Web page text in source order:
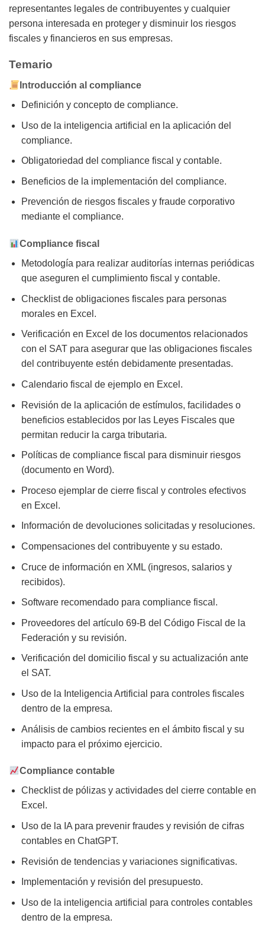
representantes legales de contribuyentes y cualquier
persona interesada en proteger y disminuir los riesgos
fiscales y financieros en sus empresas.
Temario
Introducción al compliance
Definición y concepto de compliance.
Uso de la inteligencia artificial en la aplicación del
compliance.
Obligatoriedad del compliance fiscal y contable.
Beneficios de la implementación del compliance.
Prevención de riesgos fiscales y fraude corporativo
mediante el compliance.
Compliance fiscal
Metodología para realizar auditorías internas periódicas
que aseguren el cumplimiento fiscal y contable.
Checklist de obligaciones fiscales para personas
morales en Excel.
Verificación en Excel de los documentos relacionados
con el SAT para asegurar que las obligaciones fiscales
del contribuyente estén debidamente presentadas.
Calendario fiscal de ejemplo en Excel.
Revisión de la aplicación de estímulos, facilidades o
beneficios establecidos por las Leyes Fiscales que
permitan reducir la carga tributaria.
Políticas de compliance fiscal para disminuir riesgos
(documento en Word).
Proceso ejemplar de cierre fiscal y controles efectivos
en Excel.
Información de devoluciones solicitadas y resoluciones.
Compensaciones del contribuyente y su estado.
Cruce de información en XML (ingresos, salarios y
recibidos).
Software recomendado para compliance fiscal.
Proveedores del artículo 69-B del Código Fiscal de la
Federación y su revisión.
Verificación del domicilio fiscal y su actualización ante
el SAT.
Uso de la Inteligencia Artificial para controles fiscales
dentro de la empresa.
Análisis de cambios recientes en el ámbito fiscal y su
impacto para el próximo ejercicio.
Compliance contable
Checklist de pólizas y actividades del cierre contable en
Excel.
Uso de la IA para prevenir fraudes y revisión de cifras
contables en ChatGPT.
Revisión de tendencias y variaciones significativas.
Implementación y revisión del presupuesto.
Uso de la inteligencia artificial para controles contables
dentro de la empresa.